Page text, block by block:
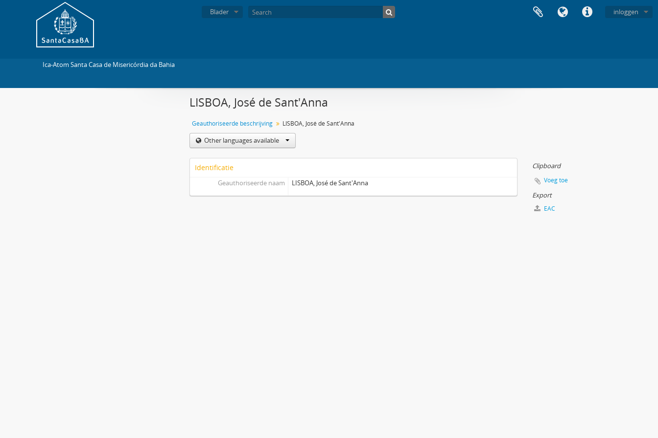
inloggen
Blader
Ica-Atom Santa Casa de Misericórdia da Bahia
LISBOA, José de Sant'Anna
Geauthoriseerde beschrijving LISBOA, José de Sant'Anna
Other languages available
Identificatie
Geauthoriseerde naam LISBOA, José de Sant'Anna
Clipboard
Voeg toe
Export
EAC